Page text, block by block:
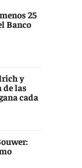
25
Banco
y
de las
cada